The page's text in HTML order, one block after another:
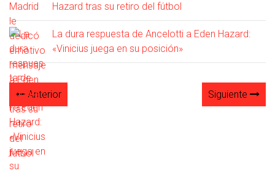
Hazard tras su retiro del fútbol
La dura respuesta de Ancelotti a Eden Hazard:
«Vinicius juega en su posición»
Anterior Siguiente